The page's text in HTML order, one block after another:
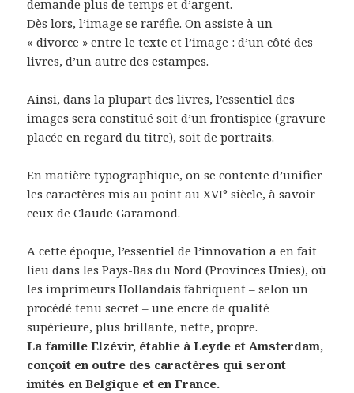
demande plus de temps et d’argent.
Dès lors, l’image se raréfie. On assiste à un
« divorce » entre le texte et l’image : d’un côté des
livres, d’un autre des estampes.
Ainsi, dans la plupart des livres, l’essentiel des
images sera constitué soit d’un frontispice (gravure
placée en regard du titre), soit de portraits.
En matière typographique, on se contente d’unifier
les caractères mis au point au XVI° siècle, à savoir
ceux de Claude Garamond.
A cette époque, l’essentiel de l’innovation a en fait
lieu dans les Pays-Bas du Nord (Provinces Unies), où
les imprimeurs Hollandais fabriquent – selon un
procédé tenu secret – une encre de qualité
supérieure, plus brillante, nette, propre.
La famille Elzévir, établie à Leyde et Amsterdam,
conçoit en outre des caractères qui seront
imités en Belgique et en France.